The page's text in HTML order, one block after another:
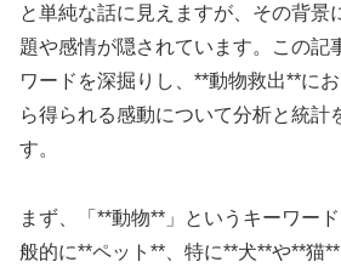
と単純な話に見えますが、その背景
題や感情が隠されています。この記
ワードを深掘りし、**動物救出**に
ら得られる感動について分析と統計
す。
まず、「**動物**」というキーワー
般的に**ペット**、特に**犬**や**猫